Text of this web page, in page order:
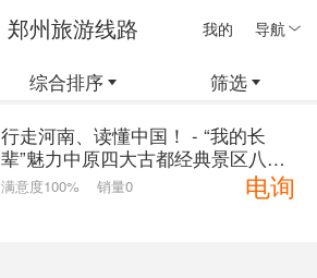
我的 导航
郑州旅游线路
综合排序 筛选
行走河南、读懂中国！ - “我的长
辈”魅力中原四大古都经典景区八日
游
满意度100% 销量0 电询